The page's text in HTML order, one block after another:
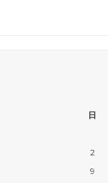
日
2
9